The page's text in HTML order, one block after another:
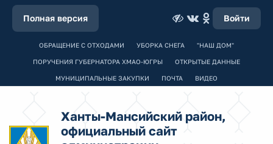
Полная версия Войти
ОБРАЩЕНИЕ С ОТХОДАМИ УБОРКА СНЕГА "НАШ ДОМ"
ПОРУЧЕНИЯ ГУБЕРНАТОРА ХМАО-ЮГРЫ ОТКРЫТЫЕ ДАННЫЕ
МУНИЦИПАЛЬНЫЕ ЗАКУПКИ ПОЧТА ВИДЕО
Ханты-Мансийский район,
официальный сайт